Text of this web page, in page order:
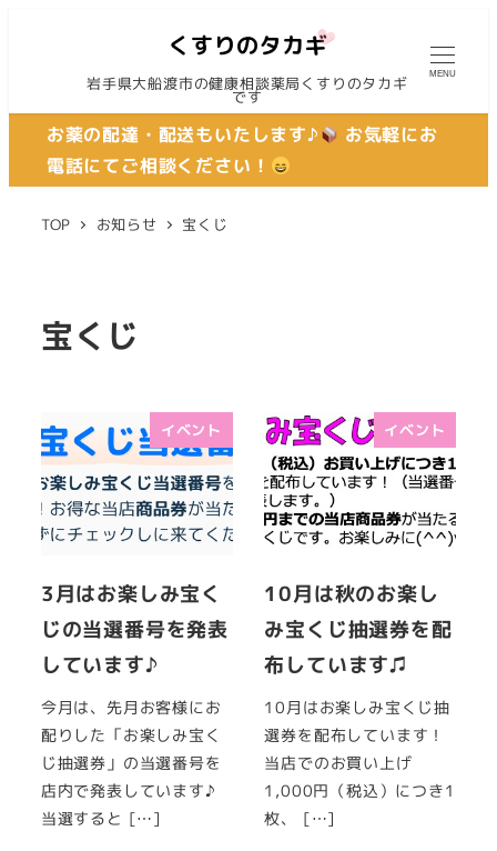
岩手県大船渡市の健康相談薬局くすりのタカギ
です
MENU
お薬の配達・配送もいたします♪
お気軽にお
電話にてご相談ください！
TOP お知らせ 宝くじ
宝くじ
イベント
3月はお楽しみ宝く
じの当選番号を発表
しています♪
今月は、先月お客様にお
配りした「お楽しみ宝く
じ抽選券」の当選番号を
店内で発表しています♪
当選すると […]
イベント
10月は秋のお楽し
み宝くじ抽選券を配
布しています♫
10月はお楽しみ宝くじ抽
選券を配布しています！
当店でのお買い上げ
1,000円（税込）につき1
枚、 […]